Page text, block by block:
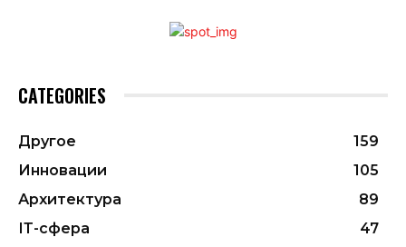
CATEGORIES
Другое
159
Инновации
105
Архитектура
89
ІТ-сфера
47